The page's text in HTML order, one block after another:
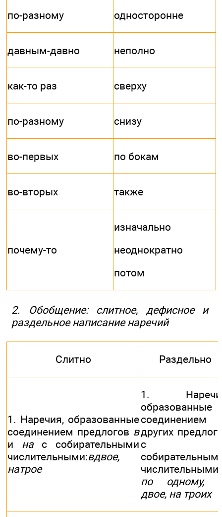
по-разному односторонне
давным-давно неполно
как-то раз сверху
по-разному снизу
во-первых по бокам
во-вторых также
почему-то
изначально
неоднократно
потом
2. Обобщение: слитное, дефисное и
раздельное написание наречий
Слитно Раздельно
1. Наречия, образованные
соединением предлогов в
и нас собирательными
числительными:вдвое,
натрое
1.
образованные
соединением
других
с
числительными:
по одному,
двое, на троих